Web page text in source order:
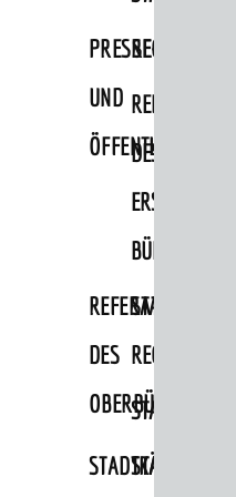
PRESSE-
UND REFERAT
DES
ERSTEN
REFERAT
DES
STABSSTELLE
RECHT
STADTKÄMMEREI
Stadt